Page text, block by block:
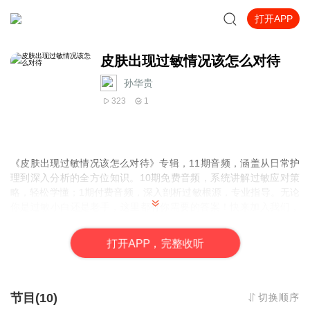
打开APP
皮肤出现过敏情况该怎么对待
孙华贵
323 1
《皮肤出现过敏情况该怎么对待》专辑，11期音频，涵盖从日常护
理到深入分析的全方位知识。10期免费音频，系统讲解过敏应对策
你是过敏小白还是老手，这里都有你需要的答案！快来加入我们，
打开APP，完整收听
节目(10) 切换顺序